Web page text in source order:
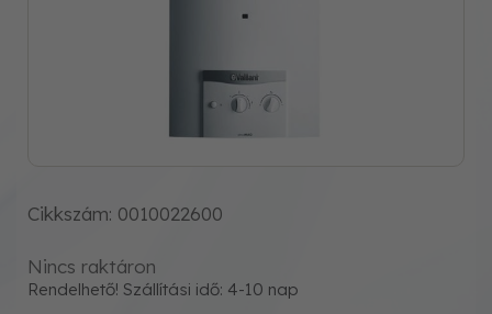
Cikkszám: 0010022600
Nincs raktáron
Rendelhető! Szállítási idő: 4-10 nap